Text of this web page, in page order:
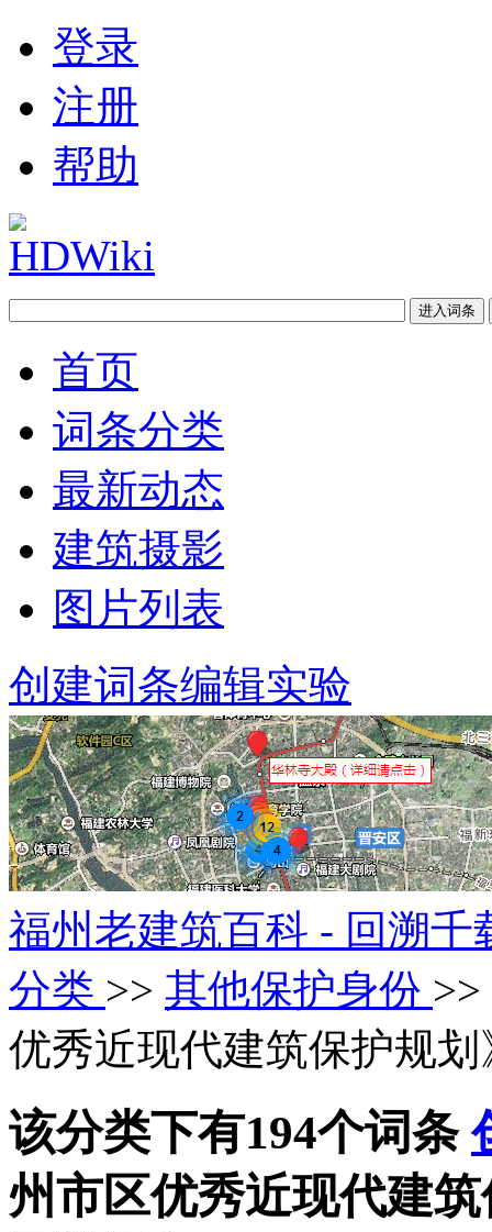
登录
注册
帮助
首页
词条分类
最新动态
建筑摄影
图片列表
创建词条编辑实验
福州老建筑百科 - 回溯
分类 >> 其他保护身份 >>
优秀近现代建筑保护规
该分类下有194个词条
州市区优秀近现代建